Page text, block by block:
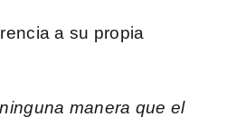
a su propia
manera que el